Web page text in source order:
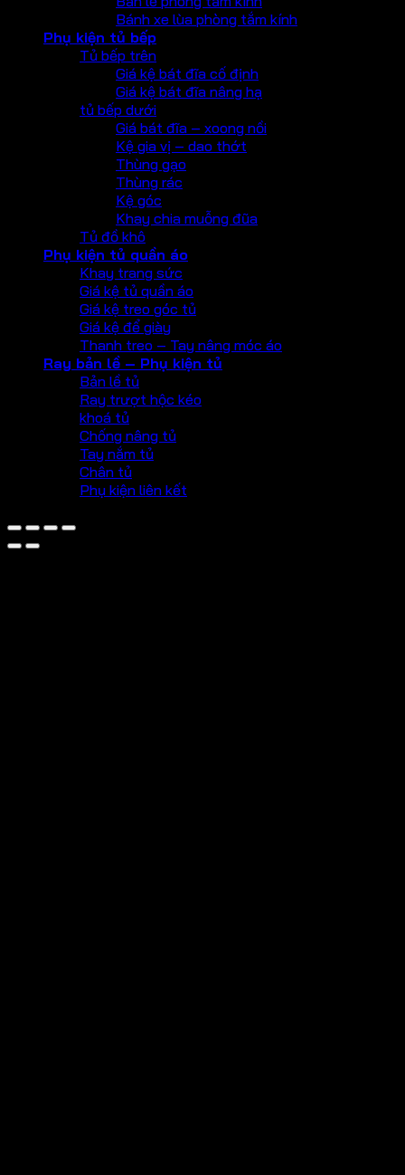
Bánh xe lùa phòng tắm kính
Phụ kiện tủ bếp
Tủ bếp trên
Giá kệ bát đĩa cố định
Giá kệ bát đĩa nâng hạ
tủ bếp dưới
Giá bát đĩa – xoong nồi
Kệ gia vị – dao thớt
Thùng gạo
Thùng rác
Kệ góc
Khay chia muỗng đũa
Tủ đồ khô
Phụ kiện tủ quần áo
Khay trang sức
Giá kệ tủ quần áo
Giá kệ treo góc tủ
Giá kệ để giày
Thanh treo – Tay nâng móc áo
Ray bản lề – Phụ kiện tủ
Bản lề tủ
Ray trượt hộc kéo
khoá tủ
Chống nâng tủ
Tay nắm tủ
Chân tủ
Phụ kiện liên kết